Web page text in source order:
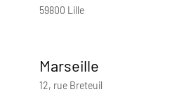
59800 Lille
Marseille
12, rue Breteuil